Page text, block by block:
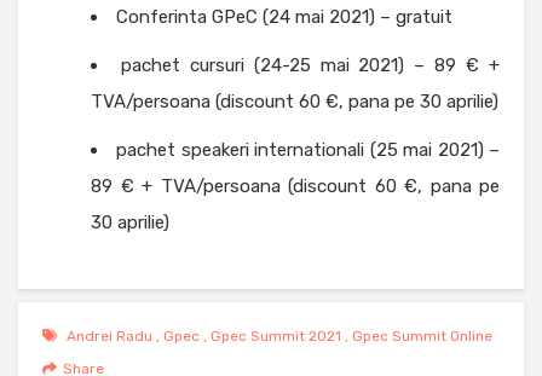
Conferinta GPeC (24 mai 2021) – gratuit
pachet cursuri (24-25 mai 2021) – 89 € +
TVA/persoana (discount 60 €, pana pe 30 aprilie)
pachet speakeri internationali (25 mai 2021) –
89 € + TVA/persoana (discount 60 €, pana pe
30 aprilie)
Andrei Radu , Gpec , Gpec Summit 2021 , Gpec Summit Online
Share